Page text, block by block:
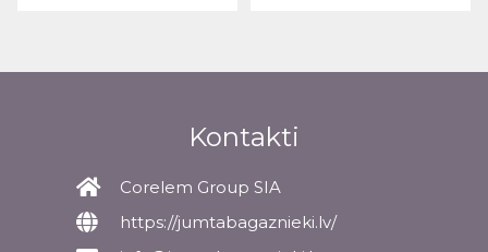
Kontakti
Corelem Group SIA
https://jumtabagaznieki.lv/